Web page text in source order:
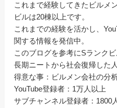
これまで経験してきたビルメ
ビルは20棟以上です。
これまでの経験を活かし、
関する情報を発信中。
このブログを参考にSランク
長期ニートから社会復帰した
得意な事：ビルメン会社の分
YouTube登録者：1万人以上
サブチャンネル登録者：1800